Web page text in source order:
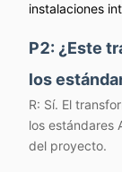
instalaciones
P2: ¿Este
los
R: Sí. El
los estándares
del proyecto.